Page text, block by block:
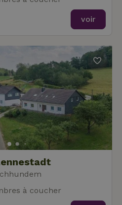
voir
à coucher